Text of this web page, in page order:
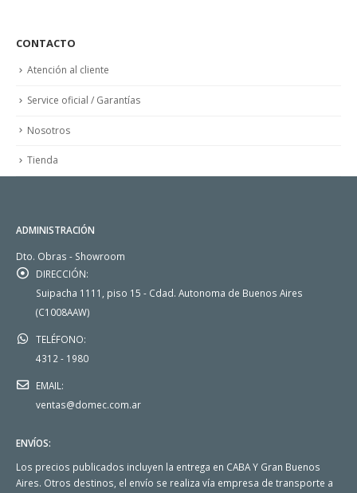
CONTACTO
Atención al cliente
Service oficial / Garantías
Nosotros
Tienda
ADMINISTRACIÓN
Dto. Obras - Showroom
DIRECCIÓN:
Suipacha 1111, piso 15 - Cdad. Autonoma de Buenos Aires
(C1008AAW)
TELÉFONO:
4312 - 1980
EMAIL:
ventas@domec.com.ar
ENVÍOS:
Los precios publicados incluyen la entrega en CABA Y Gran Buenos
Aires. Otros destinos, el envío se realiza vía empresa de transporte a